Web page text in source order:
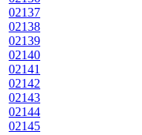
02137
02138
02139
02140
02141
02142
02143
02144
02145